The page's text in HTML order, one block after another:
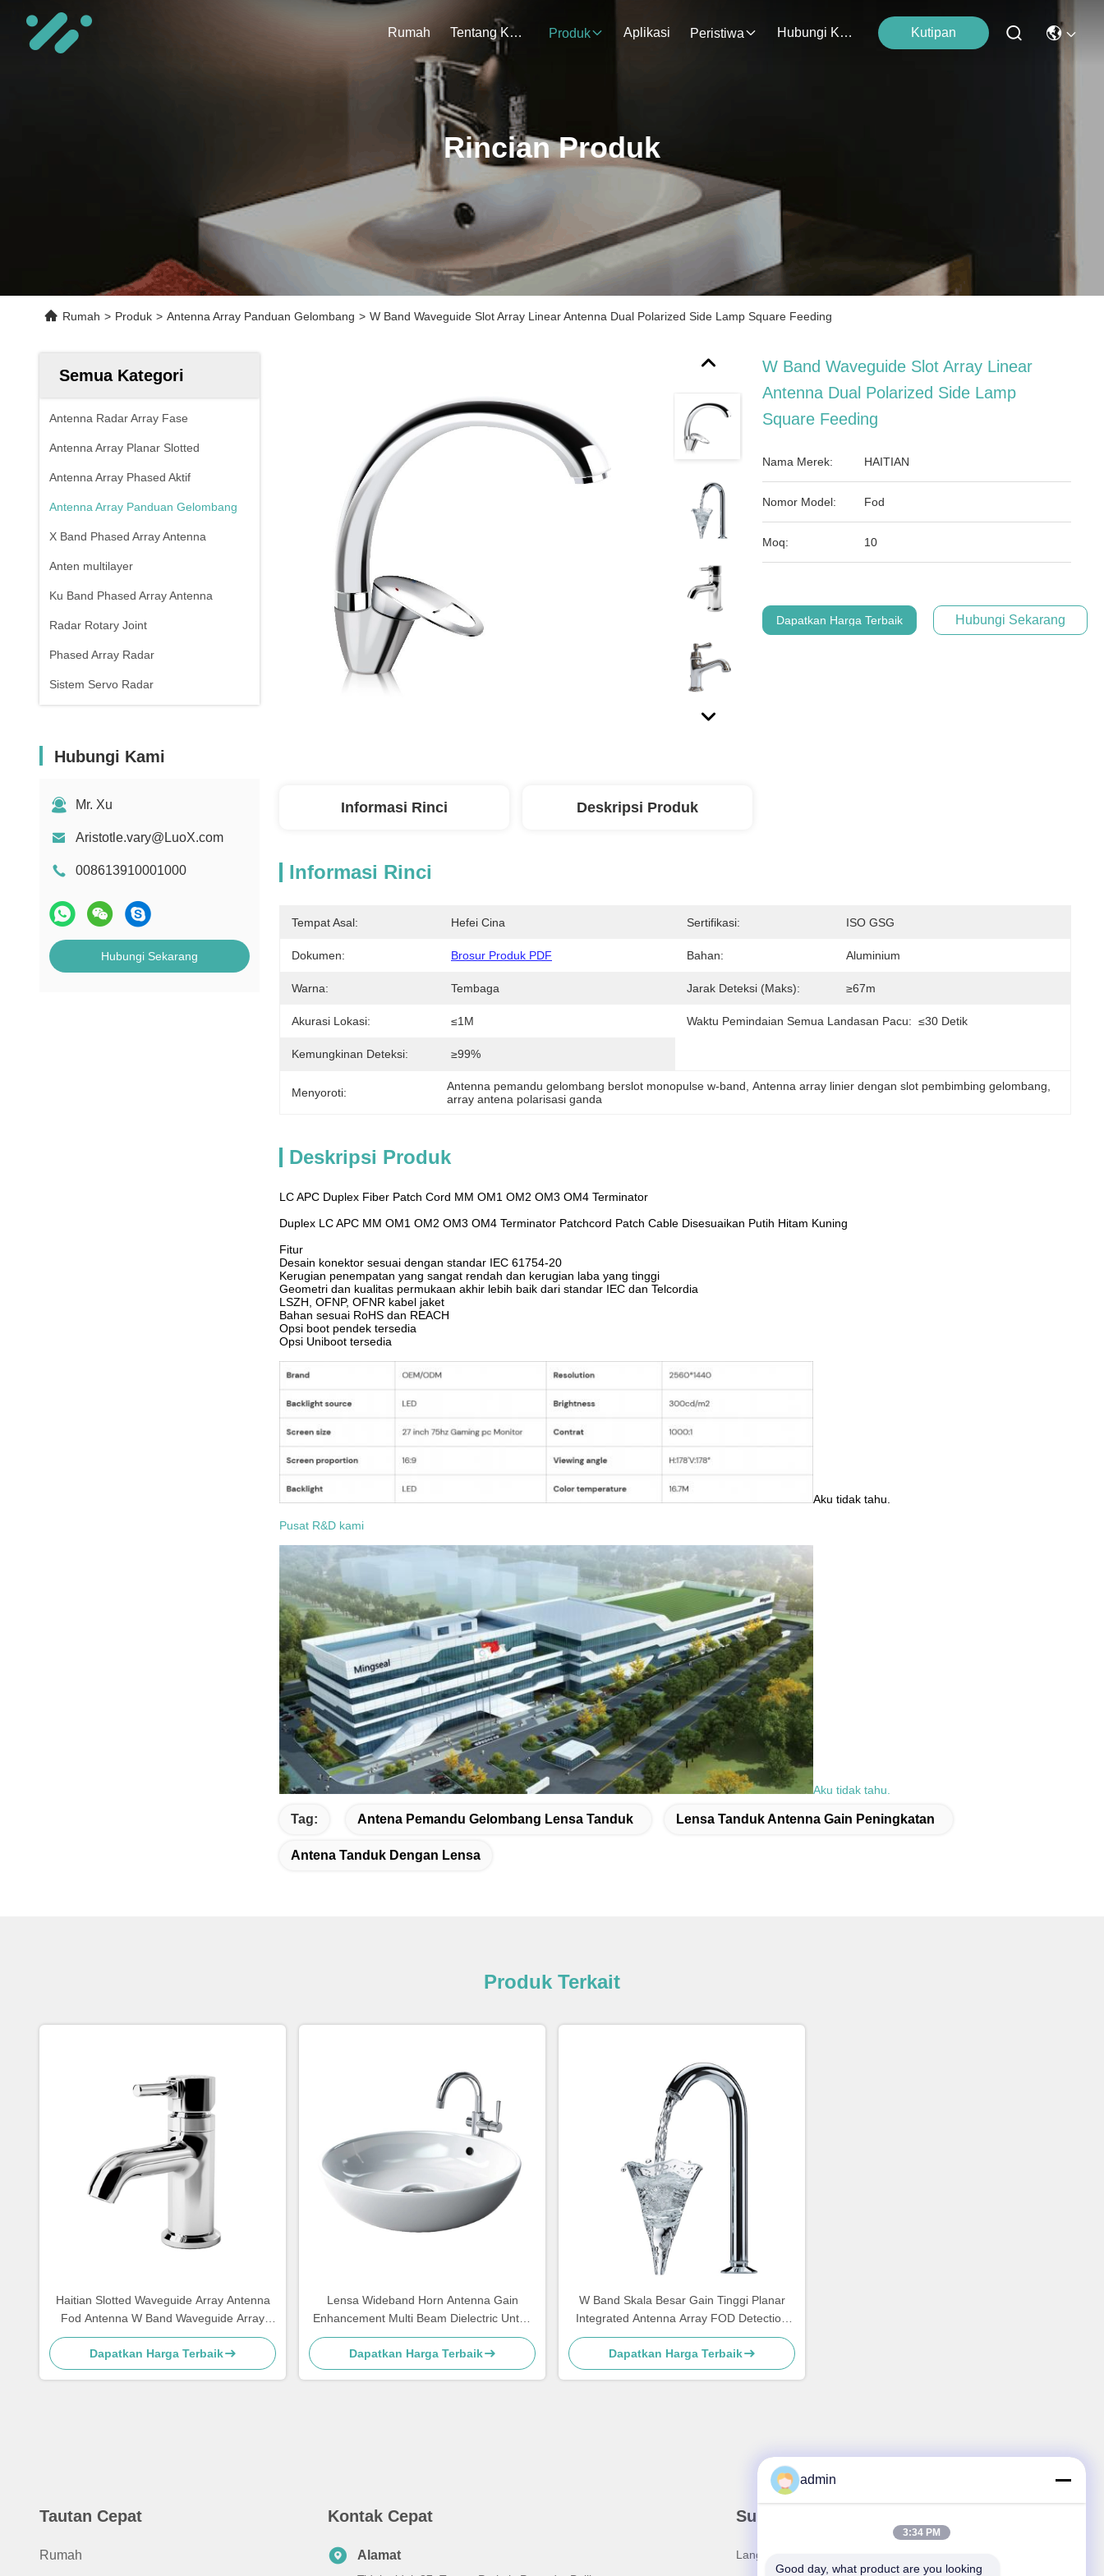
Rumah Tentang Kami Produk Aplikasi Peristiwa Hubungi Kami Kutipan
Rincian Produk
Rumah > Produk > Antenna Array Panduan Gelombang > W Band Waveguide Slot Array Linear Antenna Dual Polarized Side Lamp Square Feeding
Semua Kategori
Antenna Radar Array Fase
Antenna Array Planar Slotted
Antenna Array Phased Aktif
Antenna Array Panduan Gelombang
X Band Phased Array Antenna
Anten multilayer
Ku Band Phased Array Antenna
Radar Rotary Joint
Phased Array Radar
Sistem Servo Radar
Hubungi Kami
Mr. Xu
Aristotle.vary@LuoX.com
008613910001000
Hubungi Sekarang
W Band Waveguide Slot Array Linear
Antenna Dual Polarized Side Lamp
Square Feeding
Nama Merek: HAITIAN
Nomor Model: Fod
Moq: 10
Dapatkan Harga Terbaik Hubungi Sekarang
Informasi Rinci Deskripsi Produk
Informasi Rinci
Tempat Asal: Hefei Cina Sertifikasi: ISO GSG
Dokumen: Brosur Produk PDF Bahan: Aluminium
Warna: Tembaga Jarak Deteksi (maks): ≥67m
Akurasi Lokasi: ≤1M Waktu Pemindaian Semua Landasan Pacu: ≤30 Detik
Kemungkinan Deteksi: ≥99%
Menyoroti: Antenna pemandu gelombang berslot monopulse w-band Antenna array linier dengan slot pembimbing gelombang
array antena polarisasi ganda
Deskripsi Produk
LC APC Duplex Fiber Patch Cord MM OM1 OM2 OM3 OM4 Terminator
Duplex LC APC MM OM1 OM2 OM3 OM4 Terminator Patchcord Patch Cable Disesuaikan Putih Hitam Kuning
Fitur
Desain konektor sesuai dengan standar IEC 61754-20
Kerugian penempatan yang sangat rendah dan kerugian laba yang tinggi
Geometri dan kualitas permukaan akhir lebih baik dari standar IEC dan Telcordia
LSZH, OFNP, OFNR kabel jaket
Bahan sesuai RoHS dan REACH
Opsi boot pendek tersedia
Opsi Uniboot tersedia
Aku tidak tahu.
Pusat R&D kami
Aku tidak tahu.
Tag: Antena Pemandu Gelombang Lensa Tanduk Lensa Tanduk Antenna Gain Peningkatan
Antena Tanduk Dengan Lensa
Produk Terkait
Haitian Slotted Waveguide Array Antenna
Fod Antenna W Band Waveguide Array
Antenna
Dapatkan Harga Terbaik
Lensa Wideband Horn Antenna Gain
Enhancement Multi Beam Dielectric Untuk
MmWave 5G Base Station
Dapatkan Harga Terbaik
W Band Skala Besar Gain Tinggi Planar
Integrated Antenna Array FOD Detection
System
Dapatkan Harga Terbaik
Tautan Cepat
Rumah
Kontak Cepat
Alamat
Surat Kabar Kami
Langganan buletin kami untuk diskon dan banyak lagi.
admin
3:34 PM
Good day, what product are you looking